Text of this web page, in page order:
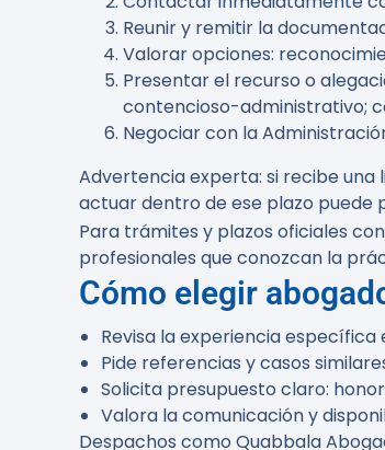
Reunir y remitir la
Valorar opciones:
Presentar el recurso o
contencioso-administrativo;
Negociar con la
Advertencia experta: si recibe una
actuar dentro de ese plazo puede
Para trámites y plazos oficiales
profesionales que conozcan la
Cómo elegir
Revisa la experiencia
Pide referencias y casos
Solicita presupuesto claro:
Valora la comunicación y
Despachos como Quabbala